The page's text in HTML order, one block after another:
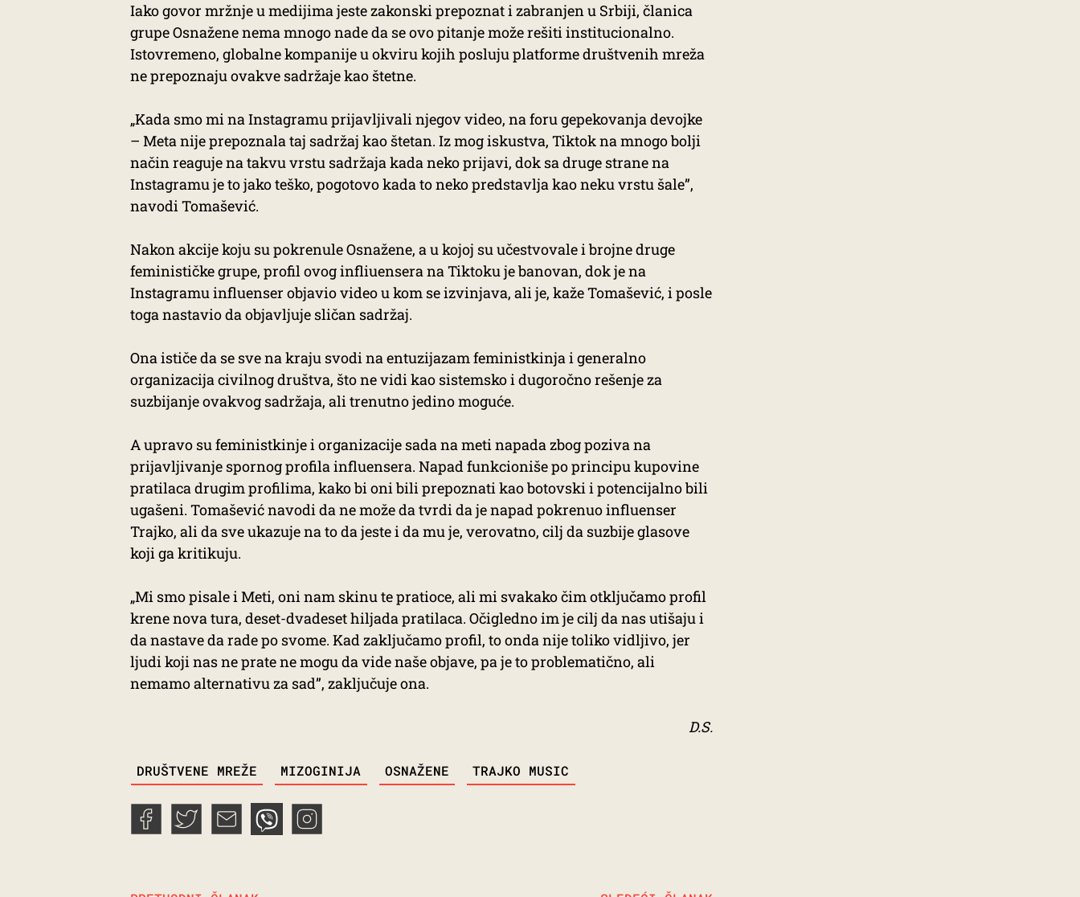
Iako govor mržnje u medijima jeste zakonski prepoznat i zabranjen u Srbiji, članica
grupe Osnažene nema mnogo nade da se ovo pitanje može rešiti institucionalno.
Istovremeno, globalne kompanije u okviru kojih posluju platforme društvenih mreža
ne prepoznaju ovakve sadržaje kao štetne.
„Kada smo mi na Instagramu prijavljivali njegov video, na foru gepekovanja devojke
– Meta nije prepoznala taj sadržaj kao štetan. Iz mog iskustva, Tiktok na mnogo bolji
način reaguje na takvu vrstu sadržaja kada neko prijavi, dok sa druge strane na
Instagramu je to jako teško, pogotovo kada to neko predstavlja kao neku vrstu šale”,
navodi Tomašević.
Nakon akcije koju su pokrenule Osnažene, a u kojoj su učestvovale i brojne druge
feminističke grupe, profil ovog infliuensera na Tiktoku je banovan, dok je na
Instagramu influenser objavio video u kom se izvinjava, ali je, kaže Tomašević, i posle
toga nastavio da objavljuje sličan sadržaj.
Ona ističe da se sve na kraju svodi na entuzijazam feministkinja i generalno
organizacija civilnog društva, što ne vidi kao sistemsko i dugoročno rešenje za
suzbijanje ovakvog sadržaja, ali trenutno jedino moguće.
A upravo su feministkinje i organizacije sada na meti napada zbog poziva na
prijavljivanje spornog profila influensera. Napad funkcioniše po principu kupovine
pratilaca drugim profilima, kako bi oni bili prepoznati kao botovski i potencijalno bili
ugašeni. Tomašević navodi da ne može da tvrdi da je napad pokrenuo influenser
Trajko, ali da sve ukazuje na to da jeste i da mu je, verovatno, cilj da suzbije glasove
koji ga kritikuju.
„Mi smo pisale i Meti, oni nam skinu te pratioce, ali mi svakako čim otključamo profil
krene nova tura, deset-dvadeset hiljada pratilaca. Očigledno im je cilj da nas utišaju i
da nastave da rade po svome. Kad zaključamo profil, to onda nije toliko vidljivo, jer
ljudi koji nas ne prate ne mogu da vide naše objave, pa je to problematično, ali
nemamo alternativu za sad”, zaključuje ona.
D.S.
DRUŠTVENE MREŽE MIZOGINIJA OSNAŽENE TRAJKO MUSIC